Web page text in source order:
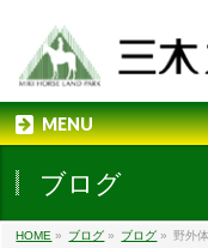
MENU
ブログ
HOME » ブログ » ブログ » 野外